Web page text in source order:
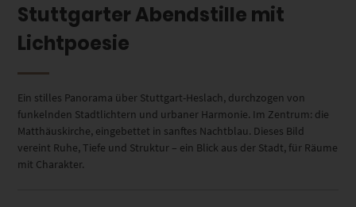
Stuttgarter Abendstille mit
Lichtpoesie
Ein stilles Panorama über Stuttgart-Heslach, durchzogen von
funkelnden Stadtlichtern und urbaner Harmonie. Im Zentrum: die
Matthäuskirche, eingebettet in sanftes Nachtblau. Dieses Bild
vereint Ruhe, Tiefe und Struktur – ein Blick aus der Stadt, für Räume
mit Charakter.